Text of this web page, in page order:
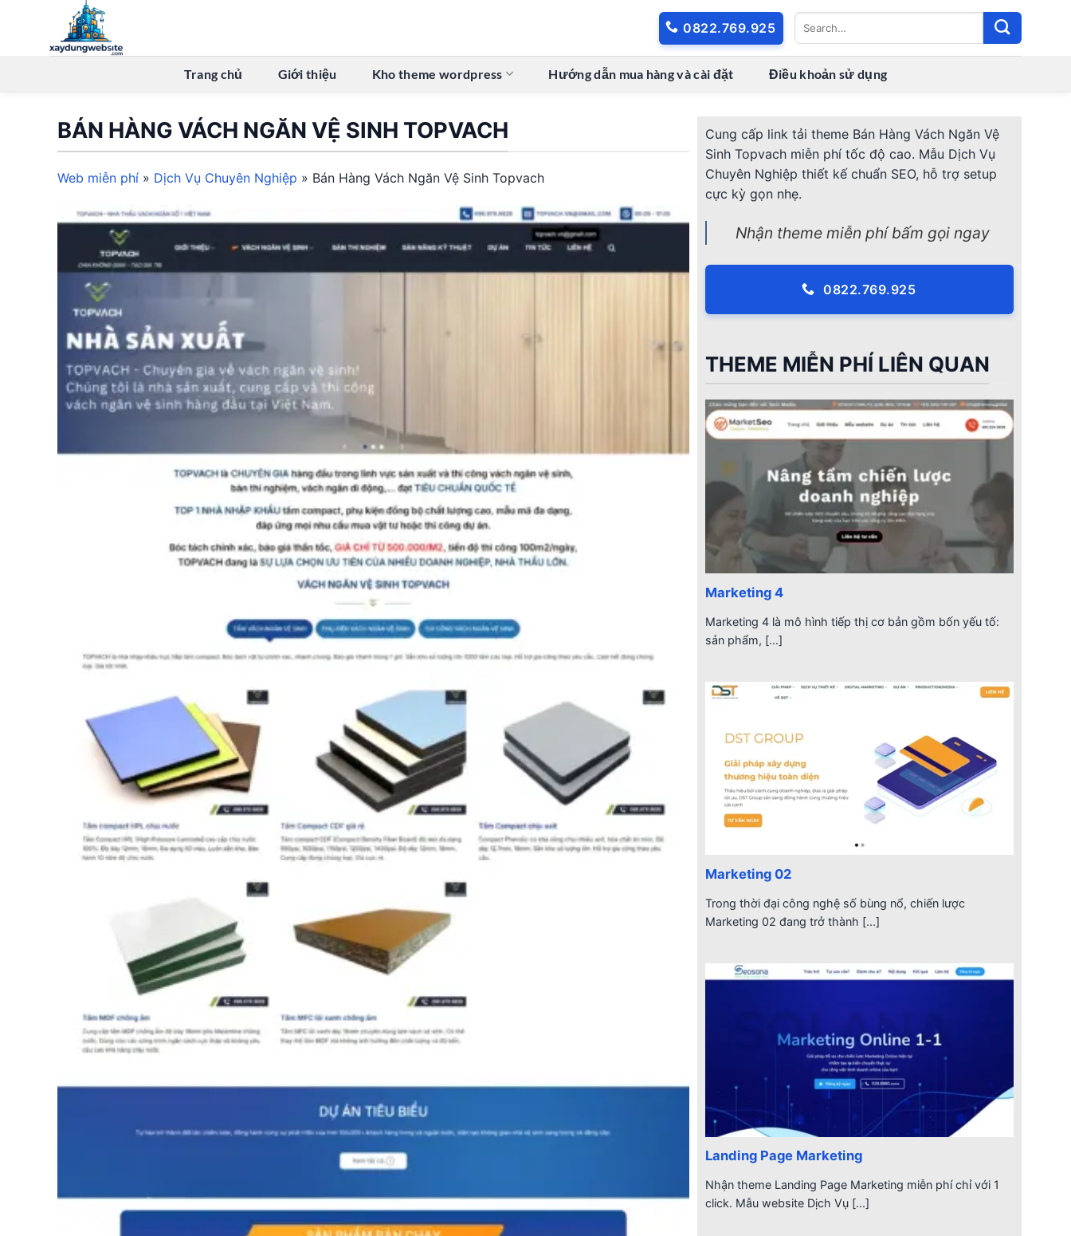
0822.769.925
Trang chủ Giới thiệu Kho theme wordpress Hướng dẫn mua hàng và cài đặt Điều khoản sử dụng
BÁN HÀNG VÁCH NGĂN VỆ SINH TOPVACH
Web miễn phí » Dịch Vụ Chuyên Nghiệp » Bán Hàng Vách Ngăn Vệ Sinh Topvach
Cung cấp link tải theme Bán Hàng Vách Ngăn Vệ
Sinh Topvach miễn phí tốc độ cao. Mẫu Dịch Vụ
Chuyên Nghiệp thiết kế chuẩn SEO, hỗ trợ setup
cực kỳ gọn nhẹ.
Nhận theme miễn phí bấm gọi ngay
0822.769.925
THEME MIỄN PHÍ LIÊN QUAN
Marketing 4
Marketing 4 là mô hình tiếp thị cơ bản gồm bốn yếu tố:
sản phẩm, [...]
Marketing 02
Trong thời đại công nghệ số bùng nổ, chiến lược
Marketing 02 đang trở thành [...]
Landing Page Marketing
Nhận theme Landing Page Marketing miễn phí chỉ với 1
click. Mẫu website Dịch Vụ [...]